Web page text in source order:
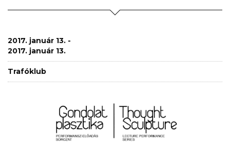
2017. január 13. -
2017. január 13.
Trafóklub